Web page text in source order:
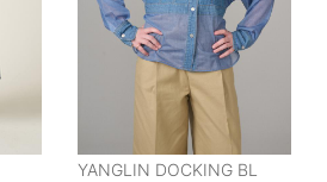
YANGLIN DOCKING BL